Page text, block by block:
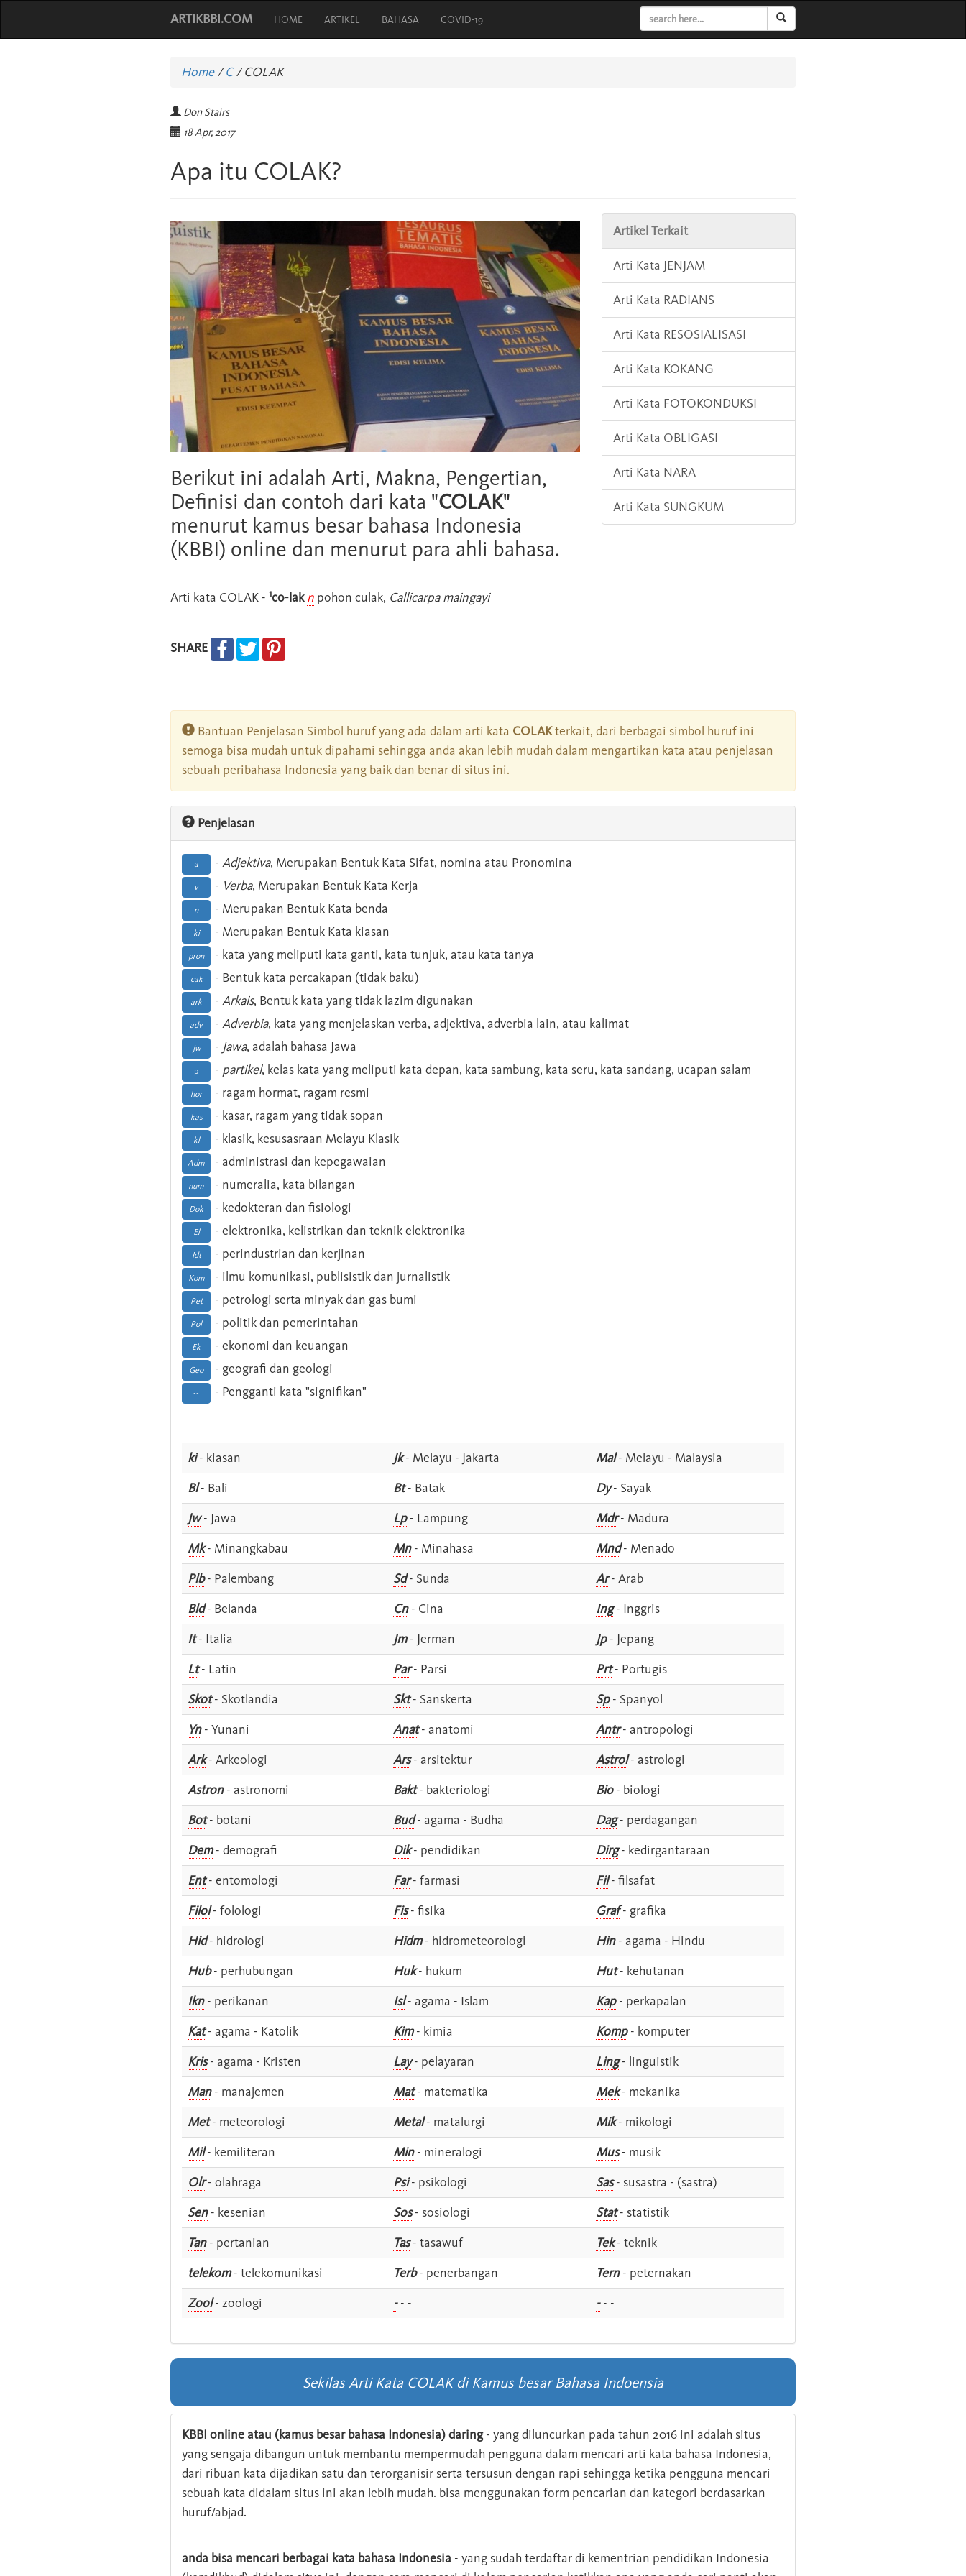
ARTIKBBI.COM HOME ARTIKEL BAHASA COVID-19
Home/C /COLAK
Don Stairs
18 Apr, 2017
Apa itu COLAK?
Berikut ini adalah Arti, Makna, Pengertian,
Definisi dan contoh dari kata "COLAK"
menurut kamus besar bahasa Indonesia
(KBBI) online dan menurut para ahli bahasa.
Arti kata COLAK - 1co-lak n pohon culak, Callicarpa maingayi
SHARE
Artikel Terkait
Arti Kata JENJAM
Arti Kata RADIANS
Arti Kata RESOSIALISASI
Arti Kata KOKANG
Arti Kata FOTOKONDUKSI
Arti Kata OBLIGASI
Arti Kata NARA
Arti Kata SUNGKUM
Bantuan Penjelasan Simbol huruf yang ada dalam arti kata COLAKterkait, dari berbagai simbol huruf ini
semoga bisa mudah untuk dipahami sehingga anda akan lebih mudah dalam mengartikan kata atau penjelasan
sebuah peribahasa Indonesia yang baik dan benar di situs ini.
Penjelasan
a - Adjektiva, Merupakan Bentuk Kata Sifat, nomina atau Pronomina
v - Verba, Merupakan Bentuk Kata Kerja
n - Merupakan Bentuk Kata benda
ki - Merupakan Bentuk Kata kiasan
pron - kata yang meliputi kata ganti, kata tunjuk, atau kata tanya
cak - Bentuk kata percakapan (tidak baku)
ark - Arkais, Bentuk kata yang tidak lazim digunakan
adv - Adverbia, kata yang menjelaskan verba, adjektiva, adverbia lain, atau kalimat
Jw - Jawa, adalah bahasa Jawa
p - partikel, kelas kata yang meliputi kata depan, kata sambung, kata seru, kata sandang, ucapan salam
hor - ragam hormat, ragam resmi
kas - kasar, ragam yang tidak sopan
kl - klasik, kesusasraan Melayu Klasik
Adm - administrasi dan kepegawaian
num - numeralia, kata bilangan
Dok - kedokteran dan fisiologi
El - elektronika, kelistrikan dan teknik elektronika
Idt - perindustrian dan kerjinan
Kom - ilmu komunikasi, publisistik dan jurnalistik
Pet - petrologi serta minyak dan gas bumi
Pol - politik dan pemerintahan
Ek - ekonomi dan keuangan
Geo - geografi dan geologi
-- - Pengganti kata "signifikan"
ki- kiasan Jk- Melayu - Jakarta Mal- Melayu - Malaysia
Bl- Bali Bt- Batak Dy- Sayak
Jw- Jawa Lp- Lampung Mdr- Madura
Mk- Minangkabau Mn- Minahasa Mnd- Menado
Plb- Palembang Sd- Sunda Ar- Arab
Bld- Belanda Cn- Cina Ing- Inggris
It- Italia Jm- Jerman Jp- Jepang
Lt- Latin Par- Parsi Prt- Portugis
Skot- Skotlandia Skt- Sanskerta Sp- Spanyol
Yn- Yunani Anat- anatomi Antr- antropologi
Ark- Arkeologi Ars- arsitektur Astrol- astrologi
Astron- astronomi Bakt- bakteriologi Bio- biologi
Bot- botani Bud- agama - Budha Dag- perdagangan
Dem- demografi Dik- pendidikan Dirg- kedirgantaraan
Ent- entomologi Far- farmasi Fil- filsafat
Filol- folologi Fis- fisika Graf- grafika
Hid- hidrologi Hidm- hidrometeorologi Hin- agama - Hindu
Hub- perhubungan Huk- hukum Hut- kehutanan
Ikn- perikanan Isl- agama - Islam Kap- perkapalan
Kat- agama - Katolik Kim- kimia Komp- komputer
Kris- agama - Kristen Lay- pelayaran Ling- linguistik
Man- manajemen Mat- matematika Mek- mekanika
Met- meteorologi Metal- matalurgi Mik- mikologi
Mil- kemiliteran Min- mineralogi Mus- musik
Olr- olahraga Psi- psikologi Sas- susastra - (sastra)
Sen- kesenian Sos- sosiologi Stat- statistik
Tan- pertanian Tas- tasawuf Tek- teknik
telekom- telekomunikasi Terb- penerbangan Tern- peternakan
Zool- zoologi -- - -- -
Sekilas Arti Kata COLAK di Kamus besar Bahasa Indoensia
KBBI online atau (kamus besar bahasa Indonesia) daring- yang diluncurkan pada tahun 2016 ini adalah situs
yang sengaja dibangun untuk membantu mempermudah pengguna dalam mencari arti kata bahasa Indonesia,
dari ribuan kata dijadikan satu dan terorganisir serta tersusun dengan rapi sehingga ketika pengguna mencari
sebuah kata didalam situs ini akan lebih mudah. bisa menggunakan form pencarian dan kategori berdasarkan
huruf/abjad.
anda bisa mencari berbagai kata bahasa Indonesia - yang sudah terdaftar di kementrian pendidikan Indonesia